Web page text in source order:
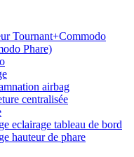
Tournant+Commodo
Phare)
airbag
centralisée
eclairage tableau de bord
hauteur de phare